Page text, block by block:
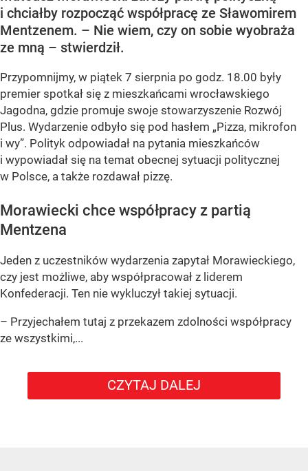
i chciałby rozpocząć współpracę ze Sławomirem
Mentzenem. – Nie wiem, czy on sobie wyobraża
ze mną – stwierdził.
Przypomnijmy, w piątek 7 sierpnia po godz. 18.00 były
premier spotkał się z mieszkańcami wrocławskiego
Jagodna, gdzie promuje swoje stowarzyszenie Rozwój
Plus. Wydarzenie odbyło się pod hasłem „Pizza, mikrofon
i wy”. Polityk odpowiadał na pytania mieszkańców
i wypowiadał się na temat obecnej sytuacji politycznej
w Polsce, a także rozdawał pizzę.
Morawiecki chce współpracy z partią
Mentzena
Jeden z uczestników wydarzenia zapytał Morawieckiego,
czy jest możliwe, aby współpracował z liderem
Konfederacji. Ten nie wykluczył takiej sytuacji.
– Przyjechałem tutaj z przekazem zdolności współpracy
ze wszystkimi,...
CZYTAJ DALEJ